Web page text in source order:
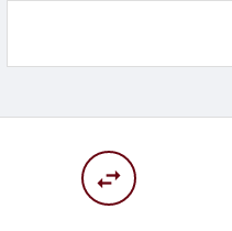
swap_horiz